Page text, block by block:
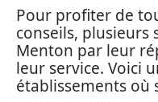
Pour profiter de
conseils, plusieurs
Menton par leur
leur service. Voici
établissements où